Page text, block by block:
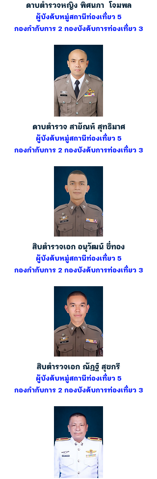
ดาบตำรวจหญิง พิศนภา โจมพล
ผู้บังคับหมู่สถานีท่องเที่ยว 5
กองกำกับการ 2 กองบังคับการท่องเที่ยว 3
ดาบตำรวจ สายัณห์ สุทธิมาศ
ผู้บังคับหมู่สถานีท่องเที่ยว 5
กองกำกับการ 2 กองบังคับการท่องเที่ยว 3
สิบตำรวจเอก อนุวัฒน์ ขี่ทอง
ผู้บังคับหมู่สถานีท่องเที่ยว 5
กองกำกับการ 2 กองบังคับการท่องเที่ยว 3
สิบตำรวจเอก ณัฏฐ์ สุขกรี
ผู้บังคับหมู่สถานีท่องเที่ยว 5
กองกำกับการ 2 กองบังคับการท่องเที่ยว 3